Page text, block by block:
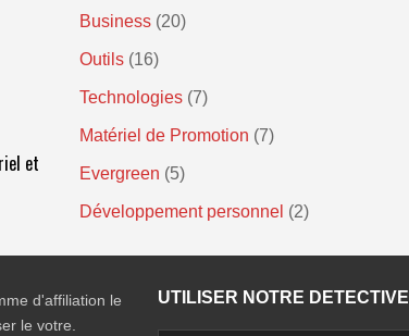
et
Business (20)
Outils (16)
Technologies (7)
Matériel de Promotion (7)
Evergreen (5)
Développement personnel (2)
d'affiliation le
le votre.
UTILISER NOTRE DETECTIVE